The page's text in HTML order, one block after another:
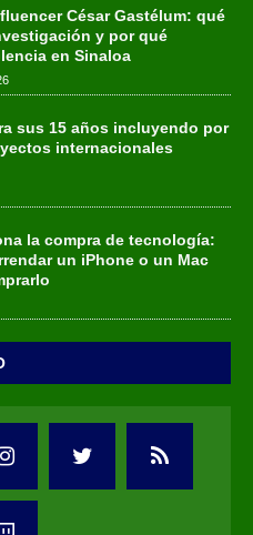
César Gastélum: qué
y por qué
en Sinaloa
sus 15 años incluyendo por
internacionales
la compra de tecnología:
un iPhone o un Mac